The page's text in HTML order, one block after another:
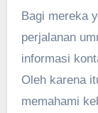
Bagi mereka
perjalanan
informasi
Oleh karena
memahami